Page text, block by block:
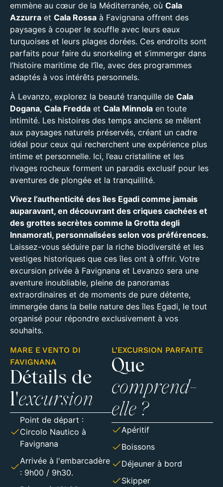
emmène au cœur de la Méditerranée, où Cala
Azzurra et Cala Rossa à Favignana offrent des
paysages à couper le souffle avec leurs eaux
turquoises et leurs plages dorées. Ces endroits sont
parfaits pour faire du snorkeling et s’immerger dans
l’histoire maritime de l’île, avec des programmes
adaptés à vos intérêts personnels.
À Levanzo, explorez la beauté tranquille de Cala
Dogana, Cala Fredda et Cala Minnola en toute
intimité. Les histoires des temps anciens se mêlent
aux paysages naturels préservés, créant un cadre
idéal pour ceux qui recherchent une expérience plus
intime et personnelle. Ici, l’eau cristalline et les
rivages rocheux forment un paradis exclusif pour les
aventures de plongée et la tranquillité.
Vivez l’authenticité des îles Egadi comme jamais
auparavant, en découvrant des criques cachées et
des grottes secrètes comme la Grotta degli
Innamorati, personnalisées selon vos préférences.
Laissez-vous séduire par la riche biodiversité et les
vestiges historiques que ces îles ont à offrir. Votre
excursion privée à Favignana et Levanzo sera une
aventure inoubliable, pleine de panoramas
extraordinaires et de moments de pure détente,
immergée dans la belle nature des îles Egadi, le tout
organisé pour répondre exclusivement à vos
souhaits.
MARE E VENTO DI
FAVIGNANA
Détails de
l'excursion
Point de départ :
Circolo Nautico à
Favignana
Arrivée à l'embarcadère
: 9h00 / 9h30.
L'EXCURSION PARFAITE
Que
comprend-
elle ?
Apéritif
Boissons
Déjeuner à bord
Skipper